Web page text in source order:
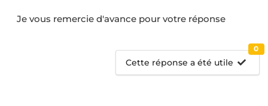
Je vous remercie d'avance pour votre réponse
Cette réponse a été utile
0